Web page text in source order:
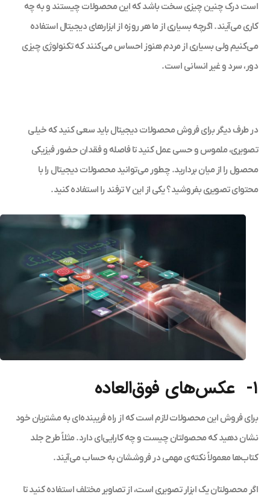
است درک چنین چیزی سخت باشد که این محصولات چیستند و به چه
کاری می‌آیند. اگرچه بسیاری از ما هر روزه از ابزارهای دیجیتال استفاده
می‌کنیم ولی بسیاری از مردم هنوز احساس می‌کنند که تکنولوژی چیزی
دور، سرد و غیر انسانی است.
در طرف دیگر برای فروش محصولات دیجیتال باید سعی کنید که خیلی
تصویری، ملموس و حسی عمل کنید تا فاصله و فقدان حضور فیزیکی
محصول را از میان بردارید. چطور می‌توانید محصولات دیجیتال را با
محتوای تصویری بفروشید؟ یکی از این ۷ ترفند را استفاده کنید.
۱- عکس‌های فوق‌العاده
برای فروش این محصولات لازم است که از راه فریبنده‌ای به مشتریان خود
نشان دهید که محصولتان چیست و چه کارایی‌ای دارد. مثلاً طرح جلد
کتاب‌ها معمولاً نکته‌ی مهمی در فروششان به حساب می‌آیند.
اگر محصولتان یک ابزار تصویری است، از تصاویر مختلف استفاده کنید تا